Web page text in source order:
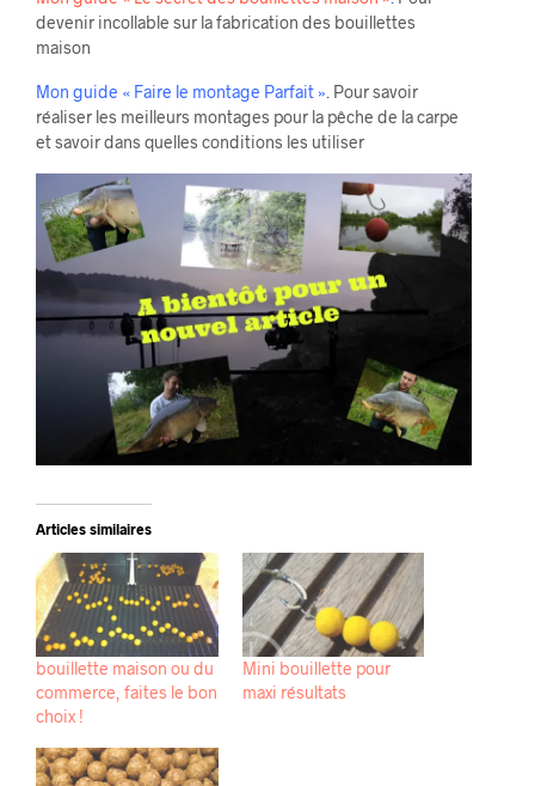
devenir incollable sur la fabrication des bouillettes
maison
Mon guide « Faire le montage Parfait » . Pour savoir
réaliser les meilleurs montages pour la pêche de la carpe
et savoir dans quelles conditions les utiliser
Articles similaires
bouillette maison ou du
commerce, faites le bon
choix !
Mini bouillette pour
maxi résultats